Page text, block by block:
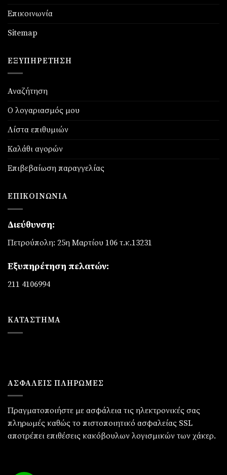
Επικοινωνία
Sitemap
ΕΞΥΠΗΡΈΤΗΣΗ
Αναζήτηση
Ο λογαριασμός μου
Λίστα επιθυμιών
Καλάθι αγορών
Επιβεβαίωση παραγγελίας
ΕΠΙΚΟΙΝΩΝΊΑ
Διεύθυνση:
Πετρούπολη: 25η Μαρτίου 106 τ.κ.13231
Εξυπηρέτηση πελατών:
211 4106994
ΚΑΤΆΣΤΗΜΑ
ΑΣΦΑΛΕΙΣ ΠΛΗΡΩΜΕΣ
Πραγματοποιήστε με ασφάλεια τις ηλεκτρονικές σας
πληρωμές καθώς το πιστοποιητικό ασφαλείας SSL
αποτρέπει επιθέσεις κακόβουλων λογισμικών των χάκερ.